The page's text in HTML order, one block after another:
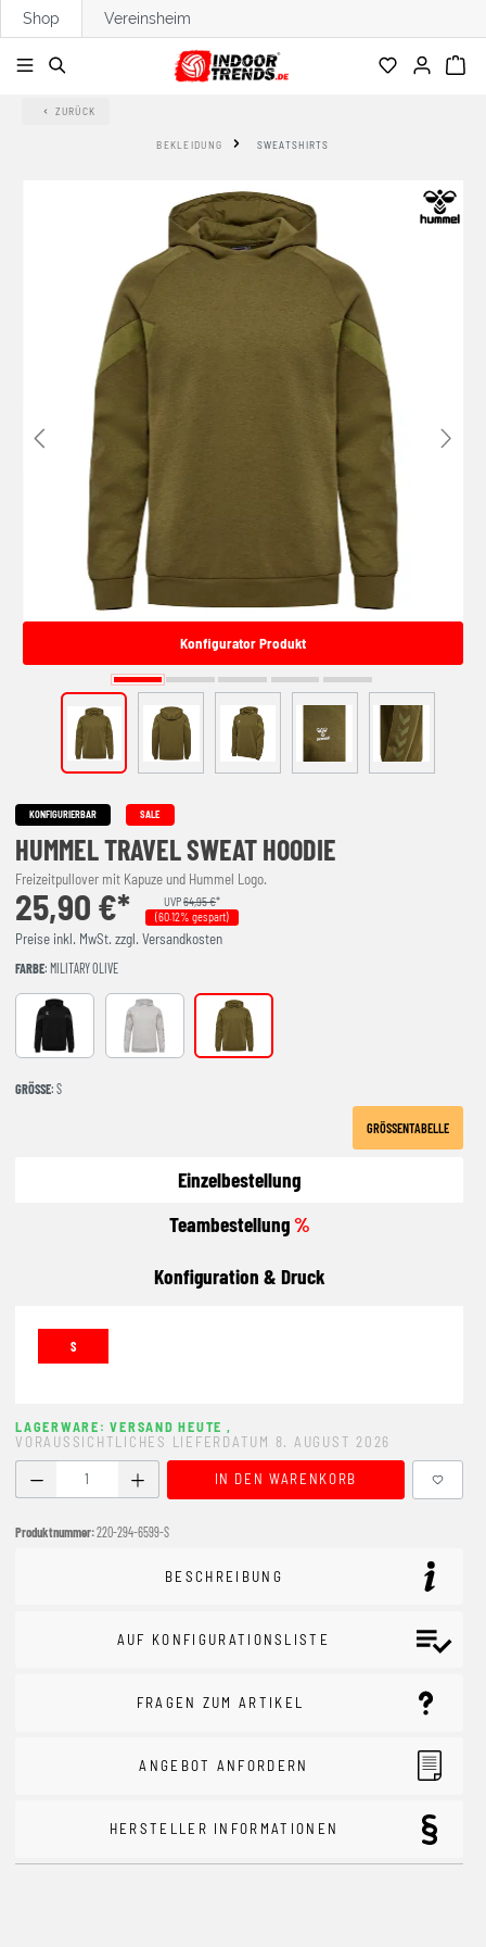
springen
Shop Vereinsheim
ZURÜCK
BEKLEIDUNG SWEATSHIRTS
Konfigurator Produkt
KONFIGURIERBAR SALE
HUMMEL TRAVEL SWEAT HOODIE
Freizeitpullover mit Kapuze und Hummel Logo.
25,90 €* UVP64,95 €*
(60.12% gespart)
Preise inkl. MwSt. zzgl. Versandkosten
FARBE: MILITARY OLIVE
BLACK LIGHT GREY MELANGEMILITARY OLIVE
GRÖSSE : S
GRÖSSENTABELLE
Einzelbestellung
Teambestellung%
Konfiguration & Druck
S
LAGERWARE: VERSAND HEUTE
VORAUSSICHTLICHES LIEFERDATUM 8. AUGUST 2026
Produkt Anzahl: Gib den gewünschten Wert ein oder
IN DEN WARENKORB
Produktnummer:220-294-6599-S
BESCHREIBUNG
AUF KONFIGURATIONSLISTE
FRAGEN ZUM ARTIKEL
ANGEBOT ANFORDERN
HERSTELLER INFORMATIONEN